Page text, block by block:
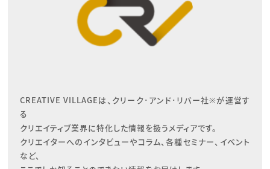
CREATIVE VILLAGEは、クリーク･アンド･リバー社※が運営す
る
クリエイティブ業界に特化した情報を扱うメディアです。
クリエイターへのインタビューやコラム、各種セミナー、イベント
など、